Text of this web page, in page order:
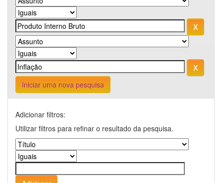
Iniciar uma nova pesquisa
Adicionar filtros:
Utilizar filtros para refinar o resultado da pesquisa.